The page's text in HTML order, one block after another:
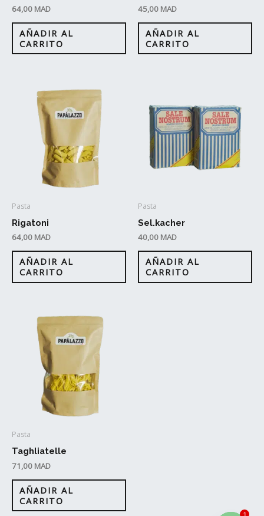
64,00 MAD
AÑADIR AL
CARRITO
45,00 MAD
AÑADIR AL
CARRITO
Pasta
Rigatoni
64,00 MAD
AÑADIR AL
CARRITO
Pasta
Sel.kacher
40,00 MAD
AÑADIR AL
CARRITO
Pasta
Taghliatelle
71,00 MAD
AÑADIR AL
CARRITO